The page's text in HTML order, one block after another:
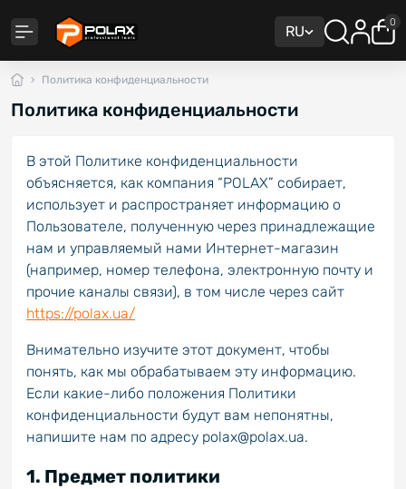
RU
0
Политика конфиденциальности
Политика конфиденциальности
В этой Политике конфиденциальности
объясняется, как компания “POLAX” собирает,
использует и распространяет информацию о
Пользователе, полученную через принадлежащие
нам и управляемый нами Интернет-магазин
(например, номер телефона, электронную почту и
прочие каналы связи), в том числе через сайт
https://polax.ua/
Внимательно изучите этот документ, чтобы
понять, как мы обрабатываем эту информацию.
Если какие-либо положения Политики
конфиденциальности будут вам непонятны,
напишите нам по адресу polax@polax.ua.
1. Предмет политики